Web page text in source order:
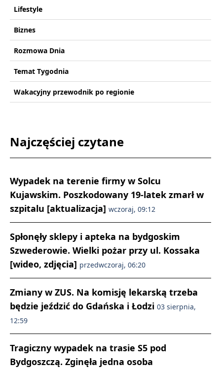
Lifestyle
Biznes
Rozmowa Dnia
Temat Tygodnia
Wakacyjny przewodnik po regionie
Najczęściej czytane
Wypadek na terenie firmy w Solcu
Kujawskim. Poszkodowany 19-latek zmarł w
szpitalu [aktualizacja] wczoraj, 09:12
Spłonęły sklepy i apteka na bydgoskim
Szwederowie. Wielki pożar przy ul. Kossaka
[wideo, zdjęcia] przedwczoraj, 06:20
Zmiany w ZUS. Na komisję lekarską trzeba
będzie jeździć do Gdańska i Łodzi 03 sierpnia,
12:59
Tragiczny wypadek na trasie S5 pod
Bydgoszczą. Zginęła jedna osoba